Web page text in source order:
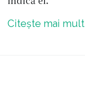
Citește mai mult